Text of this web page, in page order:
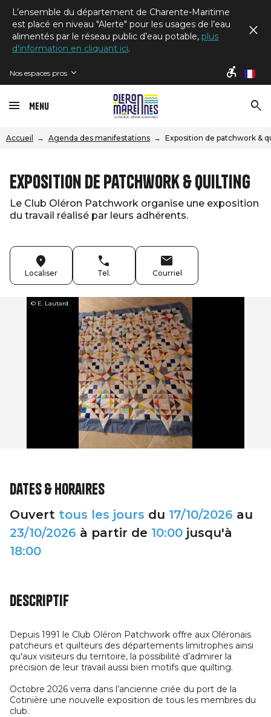
L’ensemble du département de Charente-Maritime
est placé en niveau "Alerte" pour les usages de l’eau
alimentés par le réseau public d’eau potable, plus
d'information en cliquant ici.
Nos espaces pros fr
Menu
Accueil Agenda des manifestations Exposition de patchwork &
Exposition de patchwork & quilting
Le Club Oléron Patchwork organise une exposition
du travail réalisé par leurs adhérents.
Localiser Tel. Courriel
© E. Lautard
Dates & horaires
Ouvert tous les jours du 17/10/2026 au
23/10/2026 à partir de 10:00 jusqu'à
18:00
Descriptif
Depuis 1991 le Club Oléron Patchwork offre aux Oléronais
patcheurs et quilteurs des départements limitrophes ainsi
qu'aux visiteurs du territoire, la possibilité d’admirer la
précision de leur travail aussi bien motifs que quilting.
Octobre 2026 verra dans l’ancienne criée du port de la
Cotinière une nouvelle exposition de tous les membres du
club.